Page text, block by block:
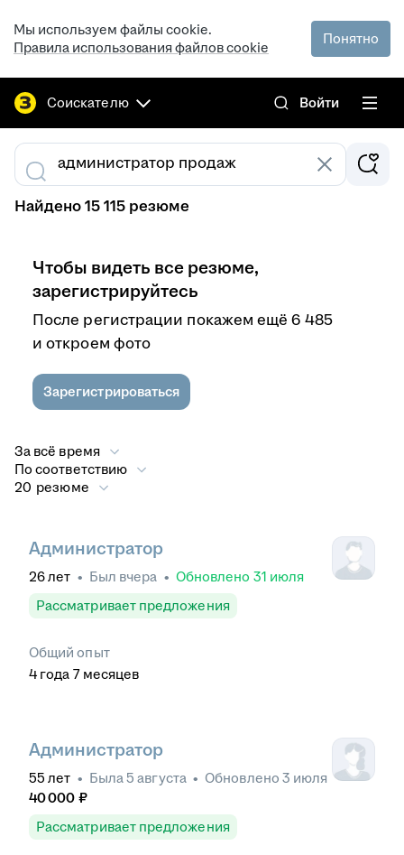
Мы используем файлы cookie.
Правила использования файлов cookie
Понятно
Соискателю Войти
Найдено 15 115 резюме
Чтобы видеть все резюме,
зарегистрируйтесь
После регистрации покажем ещё 6 485
и откроем фото
Зарегистрироваться
За всё время
По соответствию
20 резюме
Администратор
26лет • Был вчера • Обновлено 31 июля
Рассматривает предложения
Общий опыт
4 года 7 месяцев
Администратор
55 лет • Была5 августа • Обновлено 3 июля
40 000 ₽
Рассматривает предложения